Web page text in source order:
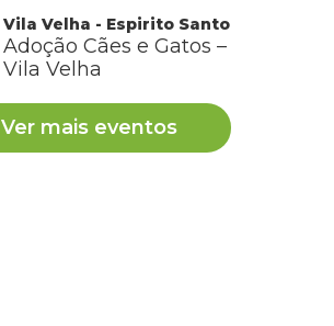
Vila Velha - Espirito Santo
Adoção Cães e Gatos –
Vila Velha
Ver mais eventos